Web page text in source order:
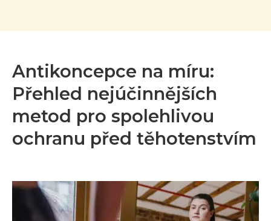
Antikoncepce na míru:
Přehled nejúčinnějších
metod pro spolehlivou
ochranu před těhotenstvím